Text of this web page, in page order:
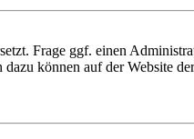
Frage ggf. einen
können auf der Website